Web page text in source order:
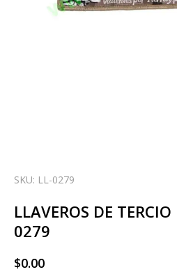
SKU: LL-0279
LLAVEROS DE
0279
$0.00